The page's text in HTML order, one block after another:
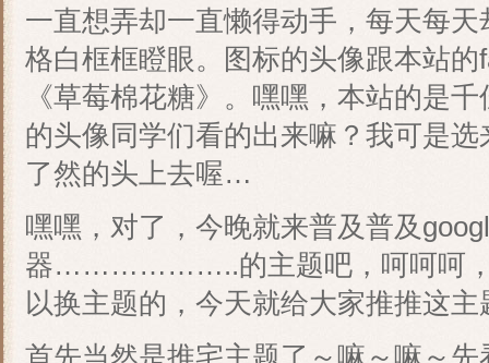
一直想弄却一直懒得动手，每天每
格白框框瞪眼。图标的头像跟本站
《草莓棉花糖》。嘿嘿，本站的是
的头像同学们看的出来嘛？我可是
了然的头上去喔…
嘿嘿，对了，今晚就来普及普及
器………………..的主题吧，呵呵呵，
以换主题的，今天就给大家推推这
首先当然是推宅主题了～嘛～嘛～